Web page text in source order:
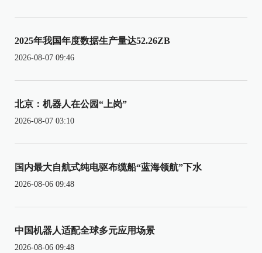
2025年我国年度数据生产量达52.26ZB
2026-08-07 09:46
北京：机器人在公园“上岗”
2026-08-07 03:10
国内最大自航式纯电驱布缆船“蓝海领航”下水
2026-08-06 09:48
中国机器人适配全球多元应用场景
2026-08-06 09:48